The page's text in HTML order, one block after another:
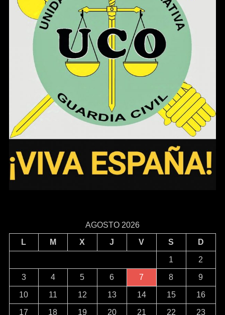
AGOSTO 2026
L
M X J V S D
1 2
3 4 5 6 7 8 9
10 11 12 13 14 15 16
17 18 19 20 21 22 23